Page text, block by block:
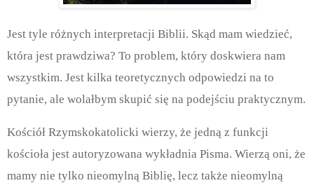
Jest tyle różnych interpretacji Biblii. Skąd mam wiedzieć,
która jest prawdziwa? To problem, który doskwiera nam
wszystkim. Jest kilka teoretycznych odpowiedzi na to
pytanie, ale wolałbym skupić się na podejściu praktycznym.
Kościół Rzymskokatolicki wierzy, że jedną z funkcji
kościoła jest autoryzowana wykładnia Pisma. Wierzą oni, że
mamy nie tylko nieomylną Biblię, lecz także nieomylną